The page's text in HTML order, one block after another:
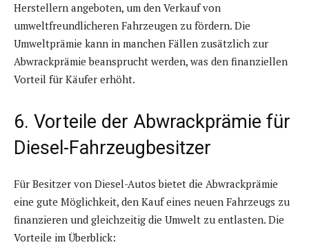
Herstellern angeboten, um den Verkauf von
umweltfreundlicheren Fahrzeugen zu fördern. Die
Umweltprämie kann in manchen Fällen zusätzlich zur
Abwrackprämie beansprucht werden, was den finanziellen
Vorteil für Käufer erhöht.
6. Vorteile der Abwrackprämie für
Diesel-Fahrzeugbesitzer
Für Besitzer von Diesel-Autos bietet die Abwrackprämie
eine gute Möglichkeit, den Kauf eines neuen Fahrzeugs zu
finanzieren und gleichzeitig die Umwelt zu entlasten. Die
Vorteile im Überblick: